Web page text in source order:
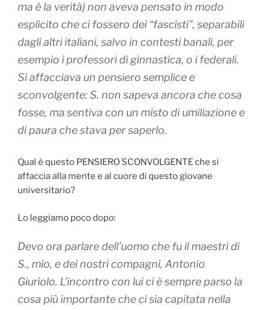
ma è la verità) non aveva pensato in modo
esplicito che ci fossero dei “fascisti”, separabili
dagli altri italiani, salvo in contesti banali, per
esempio i professori di ginnastica, o i federali.
Si affacciava un pensiero semplice e
sconvolgente: S. non sapeva ancora che cosa
fosse, ma sentiva con un misto di umiliazione e
di paura che stava per saperlo.
Qual è questo PENSIERO SCONVOLGENTE che si
affaccia alla mente e al cuore di questo giovane
universitario?
Lo leggiamo poco dopo:
Devo ora parlare dell’uomo che fu il maestri di
S., mio, e dei nostri compagni, Antonio
Giuriolo. L’incontro con lui ci è sempre parso la
cosa più importante che ci sia capitata nella